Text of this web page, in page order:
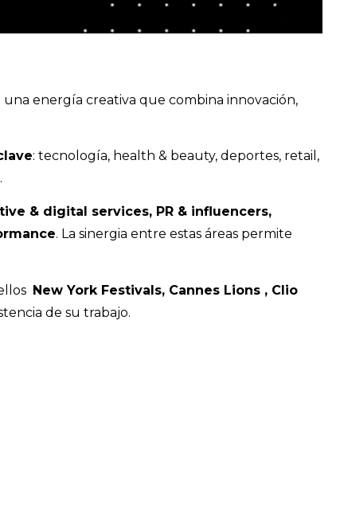
una energía creativa que combina innovación,
: tecnología, health & beauty, deportes, retail,
& digital services, PR & influencers,
. La sinergia entre estas áreas permite
New York Festivals, Cannes Lions , Clio
de su trabajo.